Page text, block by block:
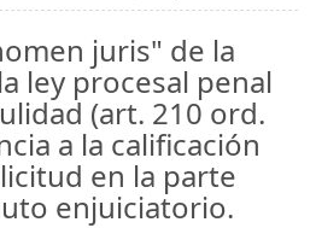
juris" de la
ley procesal penal
(art. 210 ord.
a la calificación
en la parte
enjuiciatorio.